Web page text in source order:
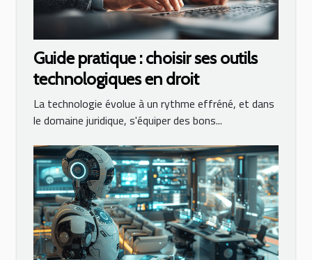
Guide pratique : choisir ses outils
technologiques en droit
La technologie évolue à un rythme effréné, et dans
le domaine juridique, s'équiper des bons...